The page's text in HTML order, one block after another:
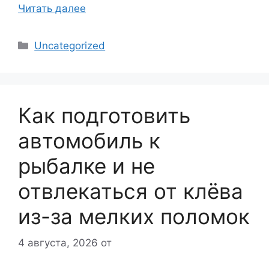
Читать далее
Рубрики
Uncategorized
Как подготовить
автомобиль к
рыбалке и не
отвлекаться от клёва
из-за мелких поломок
4 августа, 2026 от